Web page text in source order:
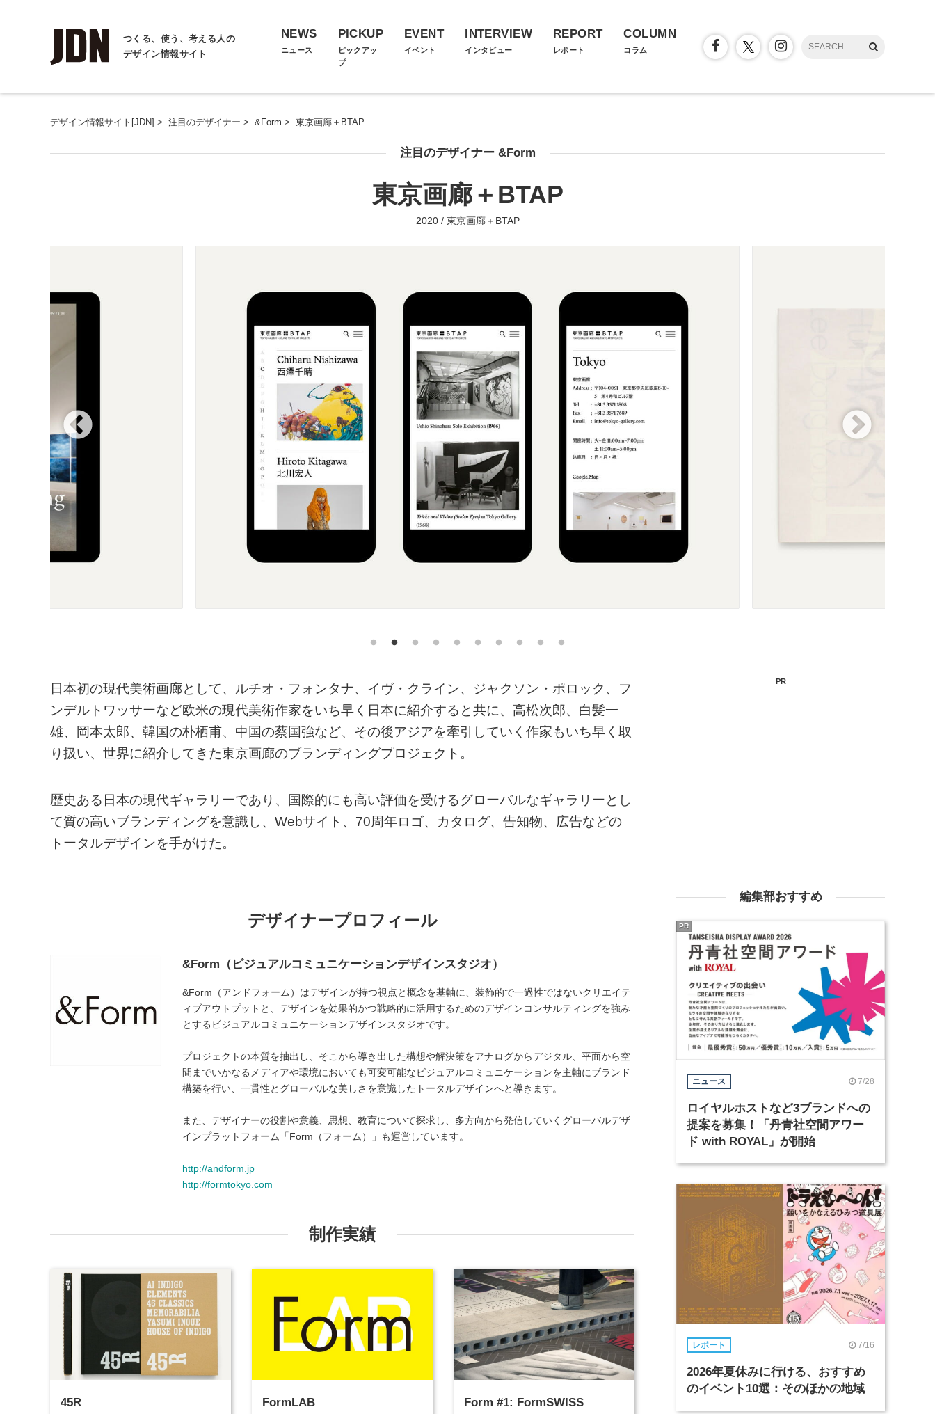
つくる、使う、考える人の
デザイン情報サイト
NEWS
ニュース
PICKUP
ピックアッ
プ
EVENT
イベント
INTERVIEW
インタビュー
REPORT
レポート
COLUMN
コラム
デザイン情報サイト[JDN] > 注目のデザイナー > &Form > 東京画廊＋BTAP
注目のデザイナー &Form
東京画廊＋BTAP
2020 / 東京画廊＋BTAP
日本初の現代美術画廊として、ルチオ・フォンタナ、イヴ・クライン、ジャクソン・ポロック、フ
ンデルトワッサーなど欧米の現代美術作家をいち早く日本に紹介すると共に、高松次郎、白髪一
雄、岡本太郎、韓国の朴栖甫、中国の蔡国強など、その後アジアを牽引していく作家もいち早く取
り扱い、世界に紹介してきた東京画廊のブランディングプロジェクト。
歴史ある日本の現代ギャラリーであり、国際的にも高い評価を受けるグローバルなギャラリーとし
て質の高いブランディングを意識し、Webサイト、70周年ロゴ、カタログ、告知物、広告などの
トータルデザインを手がけた。
デザイナープロフィール
&Form（ビジュアルコミュニケーションデザインスタジオ）
&Form（アンドフォーム）はデザインが持つ視点と概念を基軸に、装飾的で一過性ではないクリエイテ
ィブアウトプットと、デザインを効果的かつ戦略的に活用するためのデザインコンサルティングを強み
とするビジュアルコミュニケーションデザインスタジオです。
プロジェクトの本質を抽出し、そこから導き出した構想や解決策をアナログからデジタル、平面から空
間までいかなるメディアや環境においても可変可能なビジュアルコミュニケーションを主軸にブランド
構築を行い、一貫性とグローバルな美しさを意識したトータルデザインへと導きます。
また、デザイナーの役割や意義、思想、教育について探求し、多方向から発信していくグローバルデザ
インプラットフォーム「Form（フォーム）」も運営しています。
http://andform.jp
http://formtokyo.com
制作実績
45R FormLAB Form #1: FormSWISS
PR
編集部おすすめ
ニュース 7/28
ロイヤルホストなど3ブランドへの
提案を募集！「丹青社空間アワー
ド with ROYAL」が開始
PR
レポート 7/16
2026年夏休みに行ける、おすすめ
のイベント10選：そのほかの地域